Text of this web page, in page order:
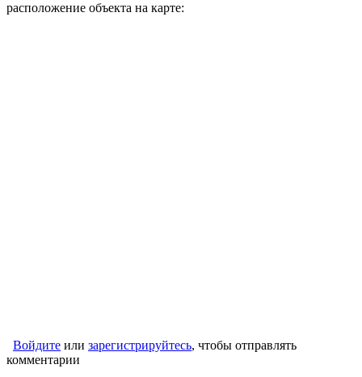
расположение объекта на карте:
Войдите или зарегистрируйтесь, чтобы отправлять
комментарии